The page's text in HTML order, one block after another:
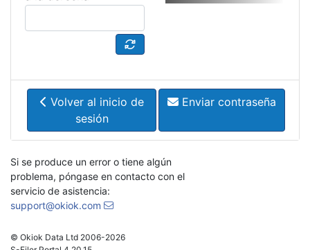
Volver al inicio de
sesión
Enviar contraseña
Si se produce un error o tiene algún
problema, póngase en contacto con el
servicio de asistencia:
support@okiok.com
© Okiok Data Ltd 2006-2026